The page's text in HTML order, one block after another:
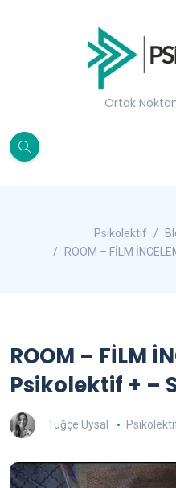
Ortak
Psikolektif
ROOM – FİLM
ROOM – FİLM
Psikolektif + –
Tuğçe Uysal